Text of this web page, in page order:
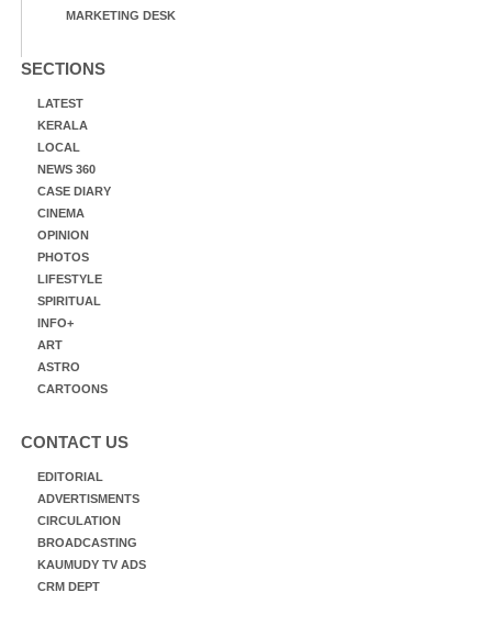
MARKETING DESK
SECTIONS
LATEST
KERALA
LOCAL
NEWS 360
CASE DIARY
CINEMA
OPINION
PHOTOS
LIFESTYLE
SPIRITUAL
INFO+
ART
ASTRO
CARTOONS
CONTACT US
EDITORIAL
ADVERTISMENTS
CIRCULATION
BROADCASTING
KAUMUDY TV ADS
CRM DEPT